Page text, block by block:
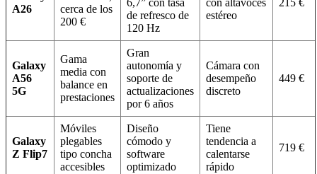
A26
cerca de los
200 €
6,7” con tasa
de refresco de
120 Hz
con altavoces
estéreo
215 €
Galaxy
A56
5G
Gama
media con
balance en
prestaciones
Gran
autonomía y
soporte de
actualizaciones
por 6 años
Cámara con
desempeño
discreto
449 €
Galaxy
Z Flip7
Móviles
plegables
tipo concha
accesibles
Diseño
cómodo y
software
optimizado
Tiene
tendencia a
calentarse
rápido
719 €